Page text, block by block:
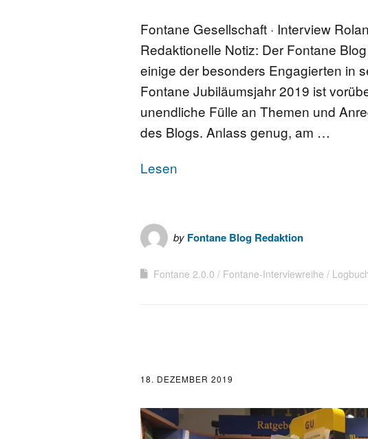
Fontane Gesellschaft · Interview
Redaktionelle Notiz: Der Fontane
einige der besonders Engagierten in
Fontane Jubiläumsjahr 2019 ist
unendliche Fülle an Themen und
des Blogs. Anlass genug, am …
Lesen
by Fontane Blog Redaktion
Fontane 2.0.0 Fontane-Interviewreihe
18. DEZEMBER 2019